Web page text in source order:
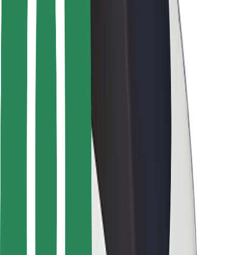
მგზავრებისთვის
ავტოპარკის მფლობელებისთვის
Bolt for Business
მომწოდებლები
წესები და პირობები
მიიღე მომსახურება რამდენიმე წუთში!